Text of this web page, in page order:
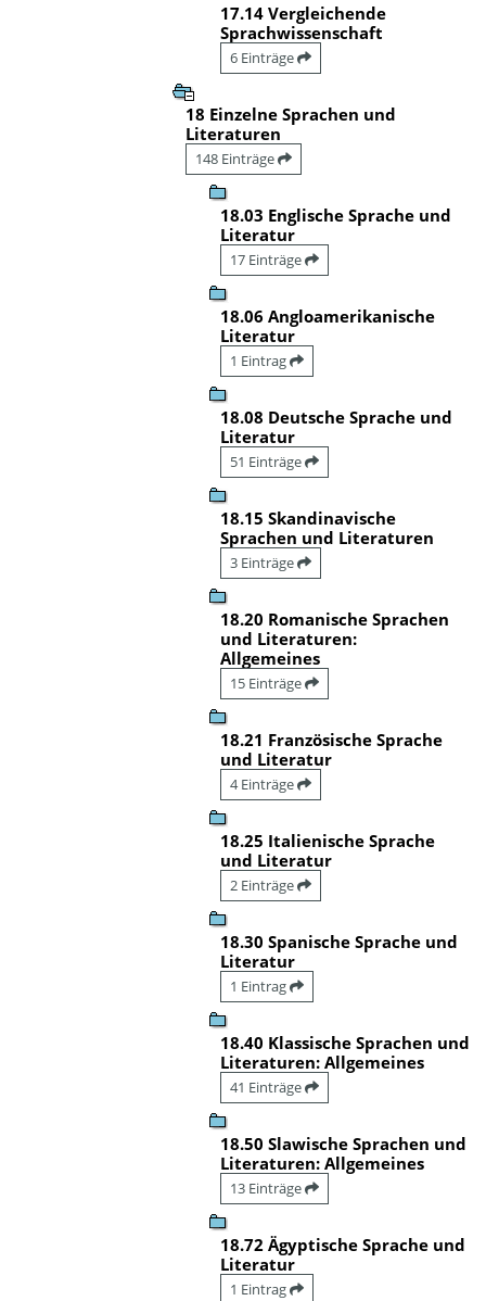
17.14 Vergleichende
Sprachwissenschaft
6 Einträge
18 Einzelne Sprachen und
Literaturen
148 Einträge
18.03 Englische Sprache und
Literatur
17 Einträge
18.06 Angloamerikanische
Literatur
1 Eintrag
18.08 Deutsche Sprache und
Literatur
51 Einträge
18.15 Skandinavische
Sprachen und Literaturen
3 Einträge
18.20 Romanische Sprachen
und Literaturen:
Allgemeines
15 Einträge
18.21 Französische Sprache
und Literatur
4 Einträge
18.25 Italienische Sprache
und Literatur
2 Einträge
18.30 Spanische Sprache und
Literatur
1 Eintrag
18.40 Klassische Sprachen und
Literaturen: Allgemeines
41 Einträge
18.50 Slawische Sprachen und
Literaturen: Allgemeines
13 Einträge
18.72 Ägyptische Sprache und
Literatur
1 Eintrag